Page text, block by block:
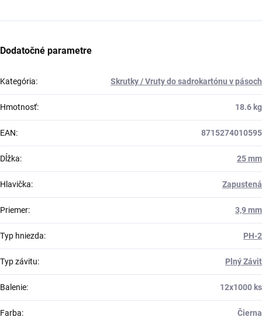
Dodatočné parametre
Kategória: Skrutky / Vruty do sadrokartónu v pásoch
Hmotnosť: 18.6 kg
EAN: 8715274010595
Dĺžka: 25 mm
Hlavička: Zapustená
Priemer: 3,9 mm
Typ hniezda: PH-2
Typ závitu: Plný Závit
Balenie: 12x1000 ks
Farba: Čierna